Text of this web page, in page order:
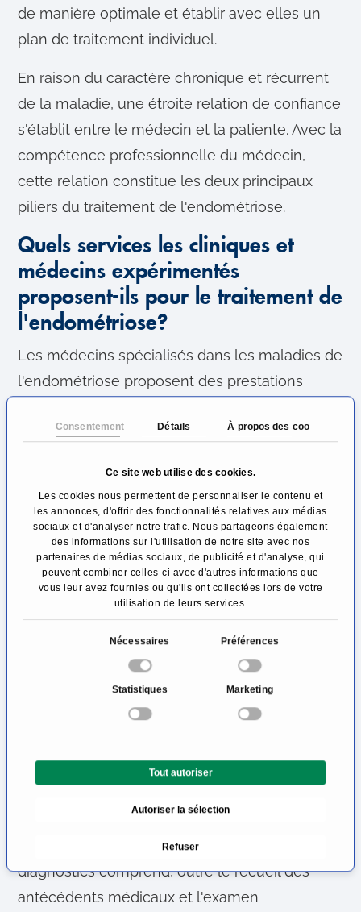
Consentement Détails À propos des cookies
Ce site web utilise des cookies.
Les cookies nous permettent de personnaliser le contenu et
les annonces, d'offrir des fonctionnalités relatives aux médias
sociaux et d'analyser notre trafic. Nous partageons également
des informations sur l'utilisation de notre site avec nos
partenaires de médias sociaux, de publicité et d'analyse, qui
peuvent combiner celles-ci avec d'autres informations que
vous leur avez fournies ou qu'ils ont collectées lors de votre
utilisation de leurs services.
o
Nécessaires Préférences
Statistiques Marketing
Tout autoriser
Autoriser la sélection
Refuser
de manière optimale et établir avec elles un
plan de traitement individuel.
En raison du caractère chronique et récurrent
de la maladie, une étroite relation de confiance
s'établit entre le médecin et la patiente. Avec la
compétence professionnelle du médecin,
cette relation constitue les deux principaux
piliers du traitement de l'endométriose.
Quels services les cliniques et
médecins expérimentés
proposent-ils pour le traitement de
l'endométriose?
Les médecins spécialisés dans les maladies de
l'endométriose proposent des prestations
par des examens de contrôle réguliers.
Comme le tableau clinique de l'endométriose
est très hétérogène, différents concepts de
traitement entrent en ligne de compte. De
nombreuses patientes bénéficient d'un
concept global qui, outre les mesures
thérapeutiques chirurgicales et conservatrices,
L'éventail des traitements comprend entre
Le diagnostic de l'endométriose constitue
non spécifiques. C'est pourquoi l'éventail des
diagnostics comprend, outre le recueil des
antécédents médicaux et l'examen